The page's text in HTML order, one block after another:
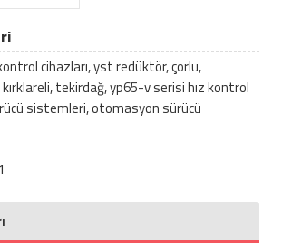
cihazları, yst redüktör, çorlu,
tekirdağ, yp65-v serisi hız kontrol
sistemleri, otomasyon sürücü